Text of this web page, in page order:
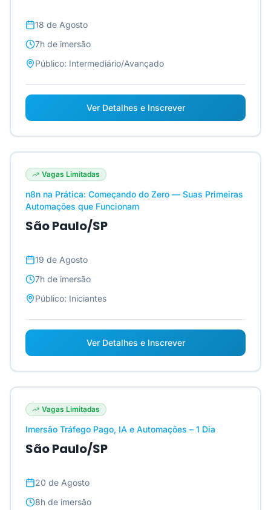
18 de Agosto
7h de imersão
Público: Intermediário/Avançado
Ver Detalhes e Inscrever
Vagas Limitadas
n8n na Prática: Começando do Zero — Suas Primeiras
Automações que Funcionam
São Paulo/SP
19 de Agosto
7h de imersão
Público: Iniciantes
Ver Detalhes e Inscrever
Vagas Limitadas
Imersão Tráfego Pago, IA e Automações – 1 Dia
São Paulo/SP
20 de Agosto
8h de imersão